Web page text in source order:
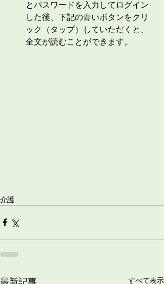
とパスワードを入力してログイン
した後、下記の青いボタンをクリ
ック（タップ）していただくと、
全文が読むことができます。
介護
最新記事 すべて表示